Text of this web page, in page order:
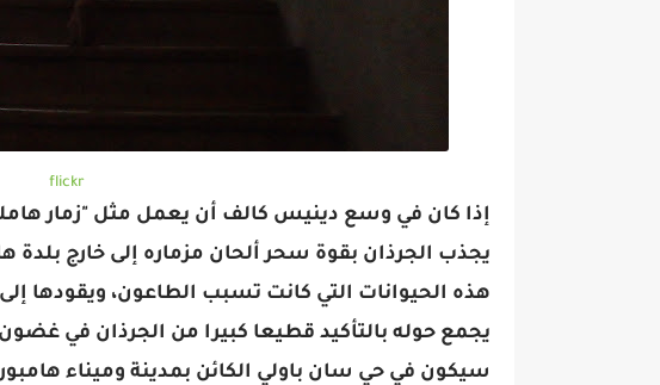
flickr
إذا كان في وسع دينيس كالف أن يعمل مثل "زمار
يجذب الجرذان بقوة سحر ألحان مزماره إلى خارج
هذه الحيوانات التي كانت تسبب الطاعون، ويقودها
يجمع حوله بالتأكيد قطيعا كبيرا من الجرذان في
سيكون في حي سان باولي الكائن بمدينة وميناء